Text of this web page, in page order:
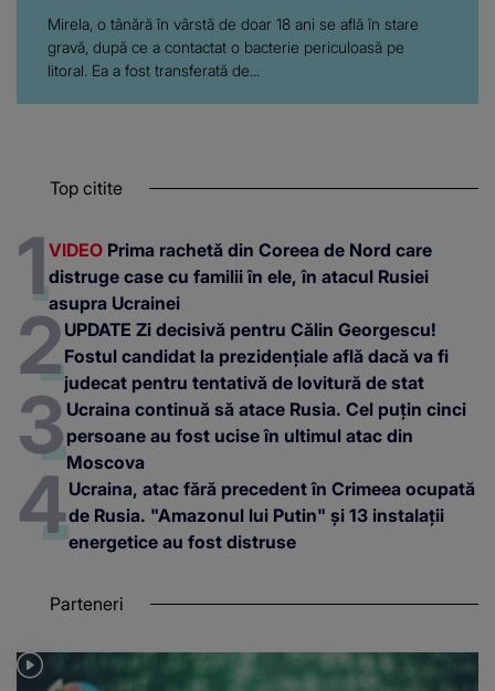
Mirela, o tânără în vârstă de doar 18 ani se află în stare
gravă, după ce a contactat o bacterie periculoasă pe
litoral. Ea a fost transferată de...
Top citite
VIDEO Prima rachetă din Coreea de Nord care
distruge case cu familii în ele, în atacul Rusiei
asupra Ucrainei
UPDATE Zi decisivă pentru Călin Georgescu!
Fostul candidat la prezidențiale află dacă va fi
judecat pentru tentativă de lovitură de stat
Ucraina continuă să atace Rusia. Cel puțin cinci
persoane au fost ucise în ultimul atac din
Moscova
Ucraina, atac fără precedent în Crimeea ocupată
de Rusia. "Amazonul lui Putin" și 13 instalații
energetice au fost distruse
Parteneri